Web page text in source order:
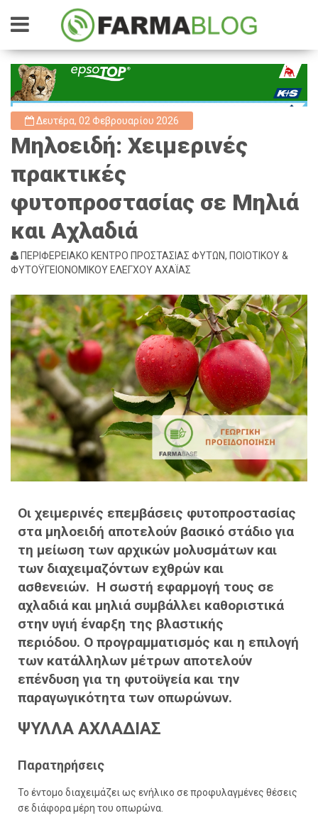
Δευτέρα, 02 Φεβρουαρίου 2026
Μηλοειδή: Χειμερινές
πρακτικές
φυτοπροστασίας σε Μηλιά
και Αχλαδιά
ΠΕΡΙΦΕΡΕΙΑΚΟ ΚΕΝΤΡΟ ΠΡΟΣΤΑΣΙΑΣ ΦΥΤΩΝ, ΠΟΙΟΤΙΚΟΥ &
ΦΥΤΟΫΓΕΙΟΝΟΜΙΚΟΥ ΕΛΕΓΧΟΥ ΑΧΑΪΑΣ
Οι χειμερινές επεμβάσεις φυτοπροστασίας
στα μηλοειδή αποτελούν βασικό στάδιο για
τη μείωση των αρχικών μολυσμάτων και
των διαχειμαζόντων εχθρών και
ασθενειών. Η σωστή εφαρμογή τους σε
αχλαδιά και μηλιά συμβάλλει καθοριστικά
στην υγιή έναρξη της βλαστικής
περιόδου. Ο προγραμματισμός και η επιλογή
των κατάλληλων μέτρων αποτελούν
επένδυση για τη φυτοϋγεία και την
παραγωγικότητα των οπωρώνων.
ΨΥΛΛΑ ΑΧΛΑΔΙΑΣ
Παρατηρήσεις
Το έντομο διαχειμάζει ως ενήλικο σε προφυλαγμένες θέσεις
σε διάφορα μέρη του οπωρώνα.